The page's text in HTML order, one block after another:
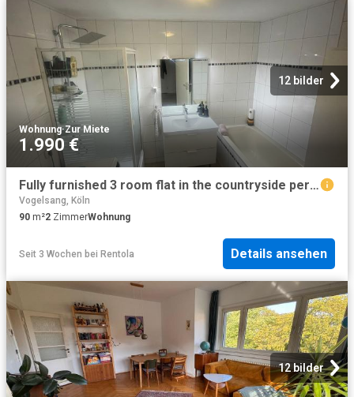
12 bilder
Wohnung·Zur Miete
1.990 €
Fully furnished 3 room flat in the countryside perfect combination of nature and city connections, Koln Amsterdam Apartments for Rent
Vogelsang, Köln
90 m²2 ZimmerWohnung
Seit 3 Wochen bei Rentola Details ansehen
12 bilder